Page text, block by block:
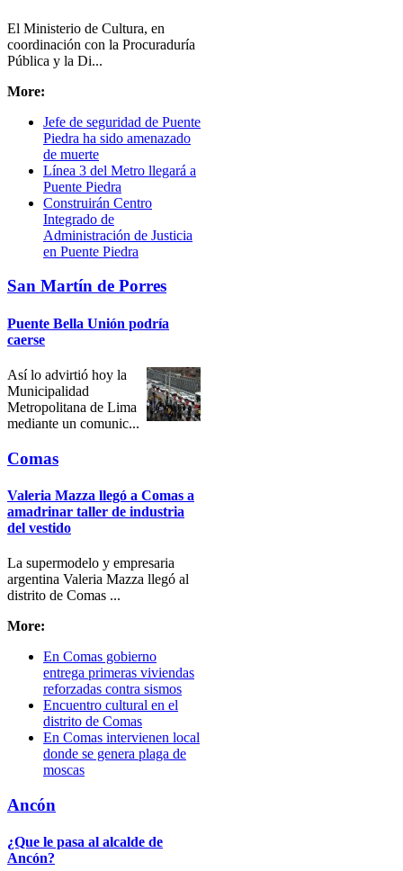
El Ministerio de Cultura, en
coordinación con la Procuraduría
Pública y la Di...
More:
Jefe de seguridad de Puente
Piedra ha sido amenazado
de muerte
Línea 3 del Metro llegará a
Puente Piedra
Construirán Centro
Integrado de
Administración de Justicia
en Puente Piedra
San Martín de Porres
Puente Bella Unión podría
caerse
Así lo advirtió hoy la
Municipalidad
Metropolitana de Lima
mediante un comunic...
Comas
Valeria Mazza llegó a Comas a
amadrinar taller de industria
del vestido
La supermodelo y empresaria
argentina Valeria Mazza llegó al
distrito de Comas ...
More:
En Comas gobierno
entrega primeras viviendas
reforzadas contra sismos
Encuentro cultural en el
distrito de Comas
En Comas intervienen local
donde se genera plaga de
moscas
Ancón
¿Que le pasa al alcalde de
Ancón?